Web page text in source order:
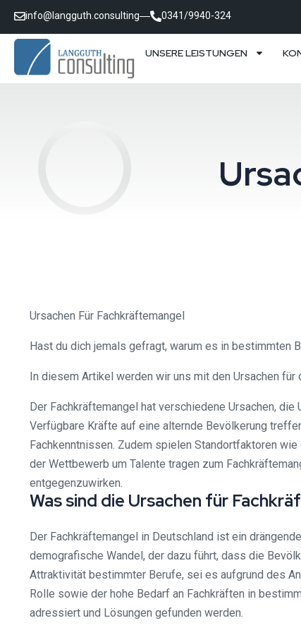
info@langguth.consulting 0341/9940-324
UNSERE LEISTUNGEN
Ursachen Für Fachkräftemangel
Hast du dich jemals gefragt, warum es in bestimmten
In diesem Artikel werden wir uns mit den Ursachen
Der Fachkräftemangel hat verschiedene Ursachen,
Verfügbare Kräfte auf eine alternde Bevölkerung
Fachkenntnissen. Zudem spielen Standortfaktoren
der Wettbewerb um Talente tragen zum
entgegenzuwirken.
Was sind die Ursachen für
Der Fachkräftemangel in Deutschland ist ein
demografische Wandel, der dazu führt, dass die
Attraktivität bestimmter Berufe, sei es aufgrund des
Rolle sowie der hohe Bedarf an Fachkräften in
adressiert und Lösungen gefunden werden.